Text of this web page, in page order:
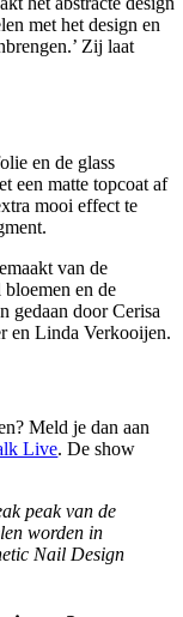
met het design en
Zij laat
en de glass
een matte topcoat af
mooi effect te
van de
en de
gedaan door Cerisa
en Linda Verkooijen.
Meld je dan aan
Live. De show
peak van de
worden in
Nail Design